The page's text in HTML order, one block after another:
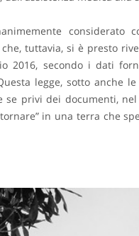
considerato
tuttavia, si è presto
2016, secondo i dati
legge, sotto anche
se privi dei documenti,
in una terra che